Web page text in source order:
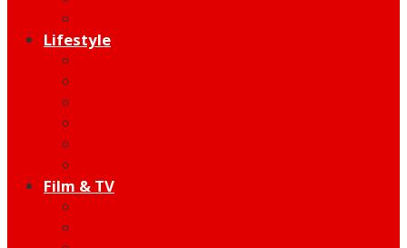
Lifestyle
Film & TV